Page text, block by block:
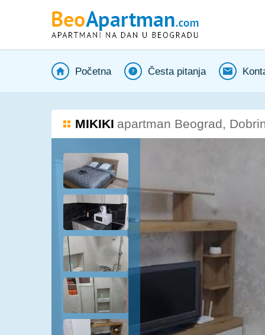
Početna Česta pitanja
MIKIKI apartman Beograd,